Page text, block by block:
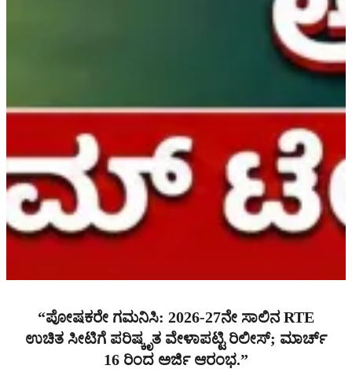
“ಪೋಷಕರೇ ಗಮನಿಸಿ: 2026-27ನೇ ಸಾಲಿನ RTE
ಉಚಿತ ಸೀಟಿಗೆ ಪರಿಷ್ಕೃತ ವೇಳಾಪಟ್ಟಿ ರಿಲೀಸ್; ಮಾರ್ಚ್
16 ರಿಂದ ಅರ್ಜಿ ಆರಂಭ.”